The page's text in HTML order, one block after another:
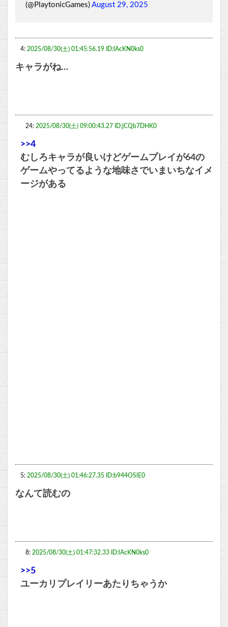
(@PlaytonicGames) August 29, 2025
4: 2025/08/30(土) 01:45:56.19 ID:lAcKN0ks0
キャラがね…
24: 2025/08/30(土) 09:00:43.27 ID:jCQb7DHK0
>>4
むしろキャラが良いけどゲームプレイが64の
ゲームやってるような地味さでいまいちなイメ
ージがある
5: 2025/08/30(土) 01:46:27.35 ID:b944OSlE0
なんて読むの
8: 2025/08/30(土) 01:47:32.33 ID:lAcKN0ks0
>>5
ユーカリプレイリーあたりちゃうか